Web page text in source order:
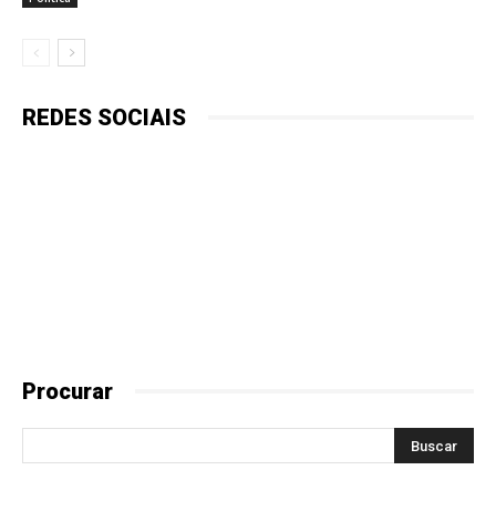
REDES SOCIAIS
Procurar